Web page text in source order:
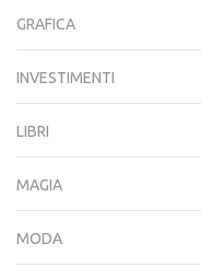
GRAFICA
INVESTIMENTI
LIBRI
MAGIA
MODA